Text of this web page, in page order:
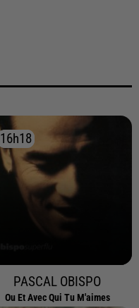
16h18
16h18
PASCAL OBISPO
Ou Et Avec Qui Tu M'aimes